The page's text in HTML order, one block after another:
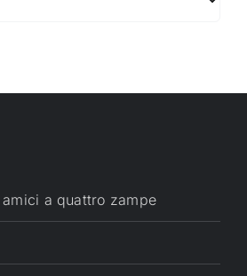
a quattro zampe